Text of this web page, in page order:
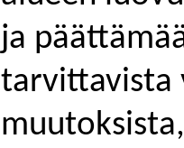
ja
tarvittavista
muutoksista,